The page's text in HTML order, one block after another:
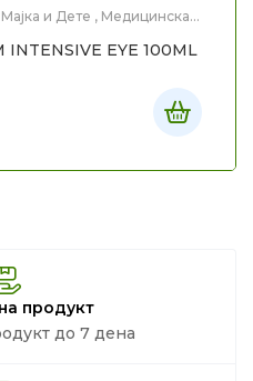
Мајка и Дете , Медицинска
INTENSIVE EYE 100ML
продукт
до 7 дена